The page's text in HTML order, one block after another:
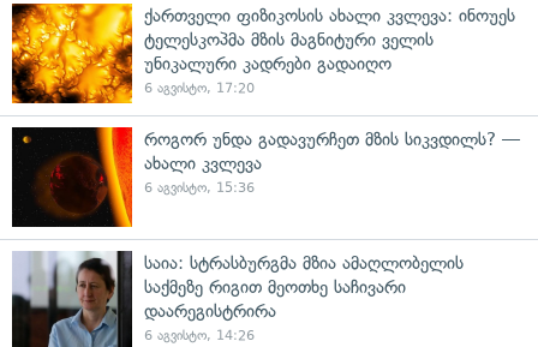
ქართველი ფიზიკოსის ახალი კვლევა: ინოუეს
ტელესკოპმა მზის მაგნიტური ველის
უნიკალური კადრები გადაიღო
6 აგვისტო, 17:20
როგორ უნდა გადავურჩეთ მზის სიკვდილს? —
ახალი კვლევა
6 აგვისტო, 15:36
საია: სტრასბურგმა მზია ამაღლობელის
საქმეზე რიგით მეოთხე საჩივარი
დაარეგისტრირა
6 აგვისტო, 14:26